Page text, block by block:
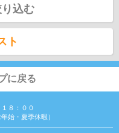
込む
ト
に戻る
８：００
始・夏季休暇）